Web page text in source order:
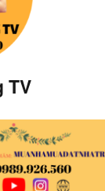
TV